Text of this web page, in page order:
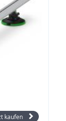
kaufen